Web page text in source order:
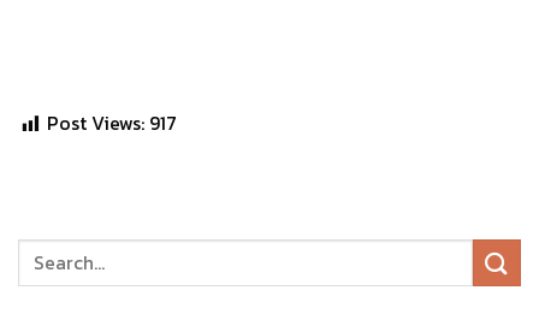
Post Views: 917